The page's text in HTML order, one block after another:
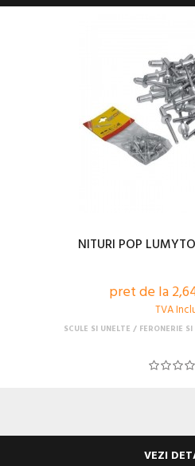
NITURI POP
pret de la
TVA
SCULE SI UNELTE FERONERIE
VEZI